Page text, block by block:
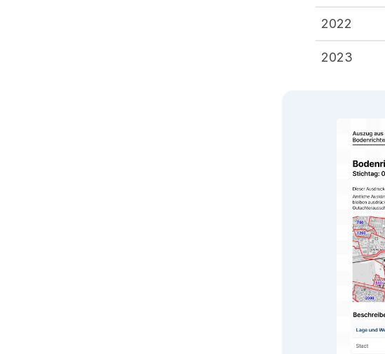
2022
2023